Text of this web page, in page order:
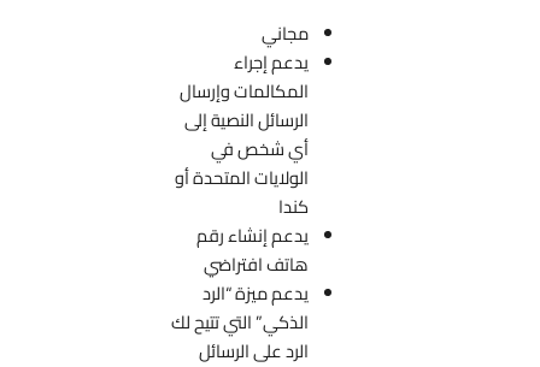
مجاني
يدعم إجراء
المكالمات وإرسال
الرسائل النصية إلى
أي شخص في
الولايات المتحدة أو
كندا
يدعم إنشاء رقم
هاتف افتراضي
يدعم ميزة “الرد
الذكي” التي تتيح لك
الرد على الرسائل